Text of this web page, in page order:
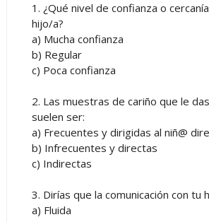
1. ¿Qué nivel de confianza o
hijo/a?
a) Mucha confianza
b) Regular
c) Poca confianza
2. Las muestras de cariño que le
suelen ser:
a) Frecuentes y dirigidas al niñ@
b) Infrecuentes y directas
c) Indirectas
3. Dirías que la comunicación con tu
a) Fluida